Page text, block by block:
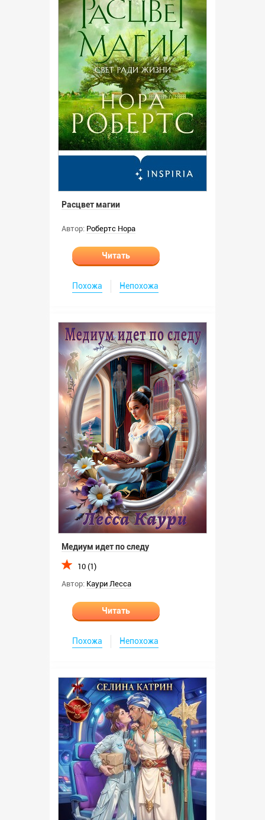
Расцвет магии
Автор: Робертс Нора
Читать
Похожа Непохожа
Медиум идет по следу
10 (1)
Автор: Каури Лесса
Читать
Похожа Непохожа